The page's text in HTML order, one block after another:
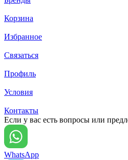
Корзина
Избранное
Связаться
Профиль
Условия
Контакты
Если у вас есть вопросы или
WhatsApp